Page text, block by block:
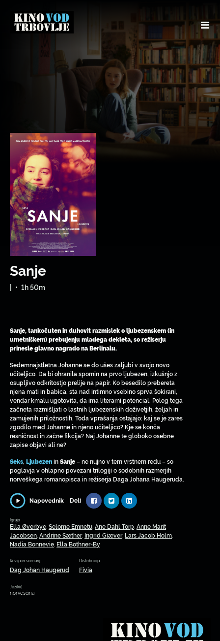
Sanje
| • 1h 50m
Sanje, tankočuten in duhovit razmislek o ljubezenskem (in
umetniškem) prebujenju mladega dekleta, so režiserju
prinesle glavno nagrado na Berlinalu.
Sedemnajstletna Johanne se do ušes zaljubi v svojo novo
učiteljico. Da bi ohranila spomin na prvo ljubezen, izkušnjo z
osupljivo odkritostjo prelije na papir. Ko besedilo prebereta
njena mati in babica, sta nad intimno vsebino sprva šokirani,
vendar kmalu ugotovita, da ima literarni potencial. Poleg tega
začneta razmišljati o lastnih ljubezenskih doživetjih, željah in
zamujenih priložnostih. Toda vprašanja ostajajo: kaj se je zares
zgodilo med Johanne in njeno učiteljico? Kje se konča
resničnost in začne fikcija? Naj Johanne te globoko osebne
zapise objavi ali ne?
Seks, LjubezeninSanje– ne nujno v tem vrstnem redu – so
poglavja v ohlapno povezani trilogiji o sodobnih razmerjih
norveškega romanopisca in režiserja Daga Johana Haugeruda.
Napovednik Deli
Igrajo
Ella Øverbye Selome Emnetu Ane Dahl Torp Anne Marit
Jacobsen Andrine Sæther, Ingrid Giæver, Lars Jacob Holm
Nadia Bonnevie Ella Bothner-By
Režija in scenarij
Dag Johan Haugerud
Distribucija
Fivia
Jezik(i)
norveščina